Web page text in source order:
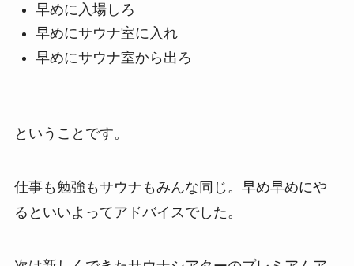
早めに入場しろ
早めにサウナ室に入れ
早めにサウナ室から出ろ
ということです。
仕事も勉強もサウナもみんな同じ。早め早めにや
るといいよってアドバイスでした。